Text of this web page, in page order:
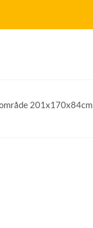
201x170x84cm